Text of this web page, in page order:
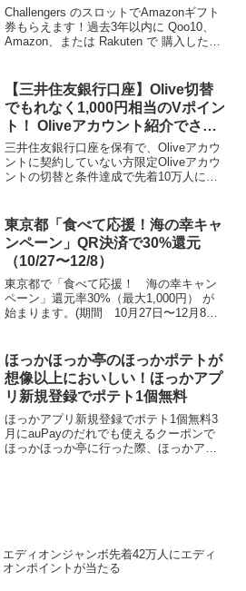
Challengers のスロットでAmazonギフト
券もらえます！過去3年以内に Qoo10、
Amazon、または Rakuten で 購入した
ショットし、該当...
【三井住友銀行口座】Olive切替
でもれなく1,000円相当のVポイン
ト！ Oliveアカウント紹介でさら
に1000ポイント！ECナビ経由で
5000円もらえる！Vポイント貯め
てWAONPOINTに交換でウエル活
三井住友銀行口座を保有で、Oliveアカウ
ントに契約していない方限定Oliveアカウ
ントの切替と条件達成で先着10万人にV
生Vポイントとして4/22からWAONP...
東京都「食べて応援！海の幸キャ
ンペーン」QR決済で30%還元
（10/27〜12/8）
東京都で「食べて応援！ 海の幸キャン
ペーン」還元率30%（最大1,000円） が
始まります。(期間 10月27日〜12月8
京都内で魚介類を買う、食べる場合に決
済額の最...
ほっかほっか亭のほっかポテトが
想像以上においしい！ほっかアプ
リ新規登録でポテト1個無料
ほっかアプリ新規登録でポテト1個無料3
月にauPayのだれでも使えるクーポンで
ほっかほっか亭に行った際、ほっかアプ
エディオンジャンボ先着42万人にエディ
オンポイントが当たる